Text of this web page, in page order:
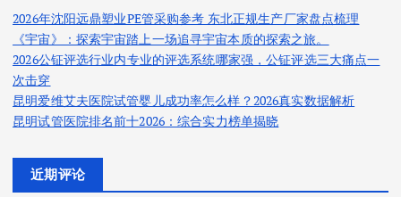
2026年沈阳远鼎塑业PE管采购参考 东北正规生产厂家盘点梳理
《宇宙》：探索宇宙踏上一场追寻宇宙本质的探索之旅。
2026公钲评选行业内专业的评选系统哪家强，公钲评选三大痛点一
次击穿
昆明爱维艾夫医院试管婴儿成功率怎么样？2026真实数据解析
昆明试管医院排名前十2026：综合实力榜单揭晓
近期评论